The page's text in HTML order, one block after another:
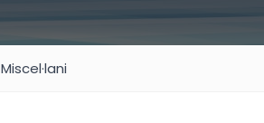
Miscel·lani